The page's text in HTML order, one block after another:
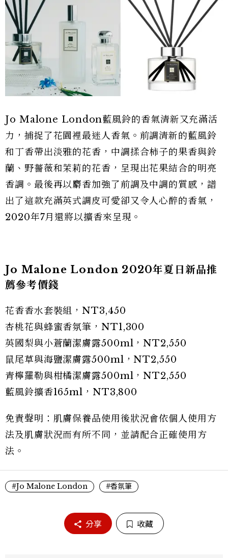
Jo Malone London藍風鈴的香氣清新又充滿活
力，捕捉了花園裡最迷人香氣。前調清新的藍風鈴
和丁香帶出淡雅的花香，中調揉合柿子的果香與鈴
蘭、野薔薇和茉莉的花香，呈現出花果結合的明亮
香調。最後再以麝香加強了前調及中調的質感，譜
出了這款充滿英式調皮可愛卻又令人心醉的香氣，
2020年7月還將以擴香來呈現。
Jo Malone London 2020年夏日新品推
薦參考價錢
花香香水套裝組，NT3,450
杏桃花與蜂蜜香氛筆，NT1,300
英國梨與小蒼蘭潔膚露500ml，NT2,550
鼠尾草與海鹽潔膚露500ml，NT2,550
青檸羅勒與柑橘潔膚露500ml，NT2,550
藍風鈴擴香165ml，NT3,800
免責聲明：肌膚保養品使用後狀況會依個人使用方
法及肌膚狀況而有所不同，並請配合正確使用方
法。
#Jo Malone London #香氛筆
分享 收藏